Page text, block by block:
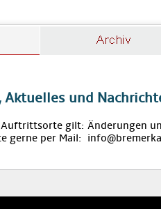
Aktuelles und
Auftrittsorte gilt: Änderungen
gerne per Mail: